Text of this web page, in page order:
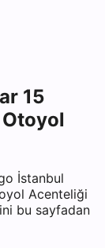
15
İstanbul
Acenteliği
bu sayfadan